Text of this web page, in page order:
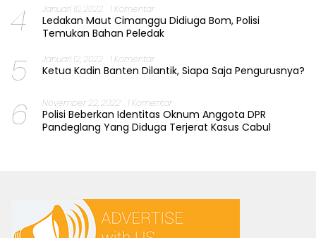
4 Januari 10, 2022 1 Komentar
Ledakan Maut Cimanggu Didiuga Bom, Polisi
Temukan Bahan Peledak
5 Januari 12, 2022 1 Komentar
Ketua Kadin Banten Dilantik, Siapa Saja Pengurusnya?
6 November 22, 2022 1 Komentar
Polisi Beberkan Identitas Oknum Anggota DPR
Pandeglang Yang Diduga Terjerat Kasus Cabul